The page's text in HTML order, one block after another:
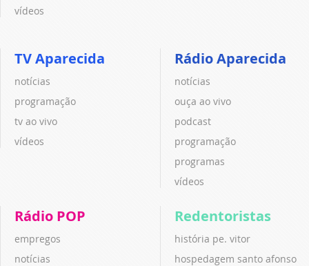
vídeos
TV Aparecida
notícias
programação
tv ao vivo
vídeos
Rádio Aparecida
notícias
ouça ao vivo
podcast
programação
programas
vídeos
Rádio POP
empregos
notícias
Redentoristas
história pe. vitor
hospedagem santo afonso